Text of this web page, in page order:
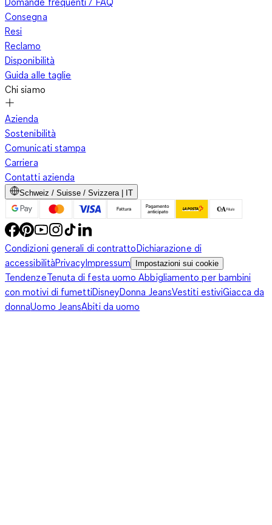
Consegna
Resi
Reclamo
Disponibilità
Guida alle taglie
Chi siamo
Azienda
Sostenibilità
Comunicati stampa
Carriera
Contatti azienda
Schweiz / Suisse / Svizzera | IT
Condizioni generali di contrattoDichiarazione di
accessibilitàPrivacyImpressum Impostazioni sui cookie
TendenzeTenuta di festa uomoAbbigliamento per bambini
con motivi di fumettiDisneyDonna JeansVestiti estiviGiacca da
donnaUomo JeansAbiti da uomo